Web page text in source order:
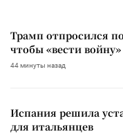
Трамп отпросился
чтобы «вести войну»
44 минуты назад
Испания решила
для итальянцев